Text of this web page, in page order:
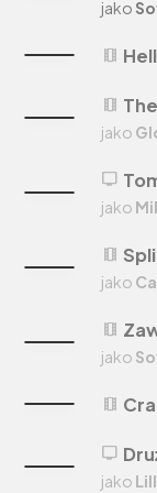
theaters
jako
theaters
jako
theaters
jako
jako
theaters
theaters
tv
jako
tv
jako